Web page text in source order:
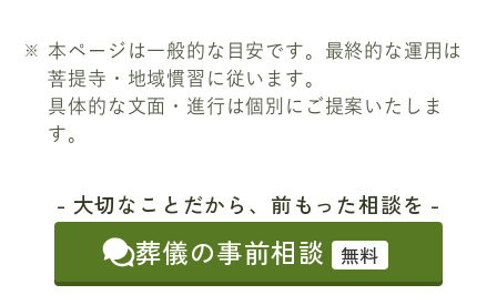
本ページは一般的な目安です。最終的な運用は
菩提寺・地域慣習に従います。
具体的な文面・進行は個別にご提案いたしま
す。
- 大切なことだから、前もった相談を -
葬儀の事前相談 無料